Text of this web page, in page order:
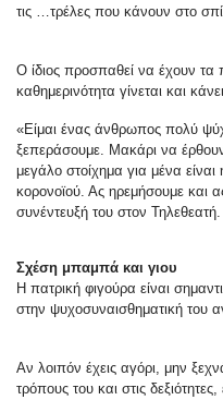
τις …τρέλες που κάνουν στο
Ο ίδιος προσπαθεί να έχουν τα
καθημερινότητα γίνεται και
«Είμαι ένας άνθρωπος πολύ
ξεπεράσουμε. Μακάρι να
μεγάλο στοίχημα για μένα
κορονοϊού. Ας ηρεμήσουμε και
συνέντευξή του στον Τηλεθεατή.
Σχέση μπαμπά και γιου
Η πατρική φιγούρα είναι
στην ψυχοσυναισθηματική του
Αν λοιπόν έχεις αγόρι, μην
τρόπους του και στις